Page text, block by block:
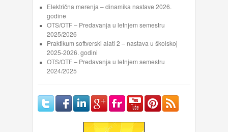
Električna merenja – dinamika nastave 2026.
godine
OTS/OTF – Predavanja u letnjem semestru
2025/2026
Praktikum softverski alati 2 – nastava u školskoj
2025-2026. godini
OTS/OTF – Predavanja u letnjem semestru
2024/2025